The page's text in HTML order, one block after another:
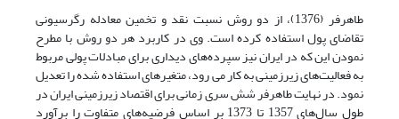
طاهرفر (1376)، از دو روش نسبت نقد و تخمین معادله رگرسیونی
تقاضای پول استفاده کرده است. وی در کاربرد هر دو روش با مطرح
نمودن این که در ایران نیز سپرده‌های دیداری برای مبادلات پولی مربوط
به فعالیت‌های زیرزمینی به کار می رود، متغیرهای استفاده شده را تعدیل
نمود. در نهایت طاهرفر شش سری زمانی برای اقتصاد زیرزمینی ایران در
طول سال‌های 1357 تا 1373 بر اساس فرضیه‌های متفاوت را برآورد